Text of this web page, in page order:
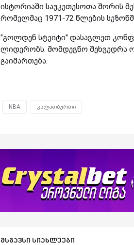
ისტორიაში საუკეთესოთა შორის
რომელმაც 1971-72 წლების
"გოლდენ სტეიტი" დასავლეთ
ლიდერობს. მომდევნო შეხვედრა
გაიმართება.
NBA კალათბურთი
მსგავსი სიახლეები